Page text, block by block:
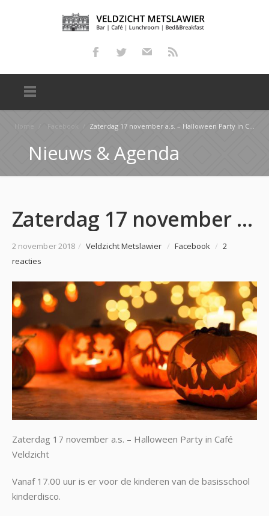
Home Facebook Zaterdag 17 november a.s. – Halloween Party in Café Veldzicht Vanaf 17.00 uur is er voor de kindere…
Nieuws & Agenda
Zaterdag 17 november a.s. – Halloween Party in Café Veldzicht Vanaf 17.00 uur is er voor de kindere…
2 november 2018 / Veldzicht Metslawier / Facebook / 2
reacties
Zaterdag 17 november a.s. – Halloween Party in Café
Veldzicht
Vanaf 17.00 uur is er voor de kinderen van de basisschool
kinderdisco.